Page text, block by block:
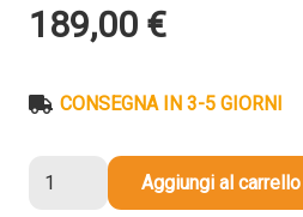
189,00 €
CONSEGNA IN 3-5 GIORNI
compatibile
Aggiungi al carrello